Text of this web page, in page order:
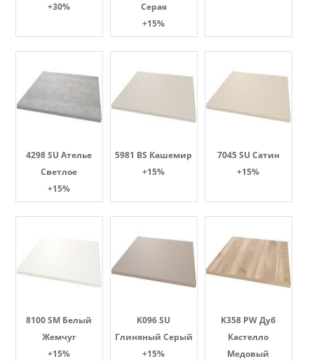
+30%
Серая
+15%
4298 SU Ателье
Светлое
+15%
5981 BS Кашемир
+15%
7045 SU Сатин
+15%
8100 SM Белый
Жемчуг
+15%
K096 SU
Глиняный Серый
+15%
K358 PW Дуб
Кастелло
Медовый